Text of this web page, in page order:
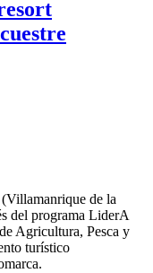
de la
del programa LiderA
Agricultura, Pesca y
turístico